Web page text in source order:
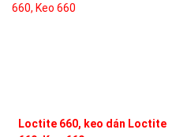
Loctite 660, keo dán Loctite